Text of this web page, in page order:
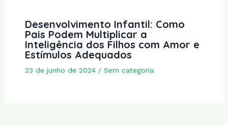
Desenvolvimento Infantil: Como
Pais Podem Multiplicar a
Inteligência dos Filhos com Amor e
Estímulos Adequados
23 de junho de 2024 / Sem categoria